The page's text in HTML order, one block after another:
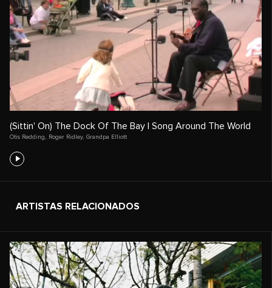
(Sittin' On) The Dock Of The Bay | Song Around The World
Otis Redding Roger Ridley, Grandpa Elliott
ARTISTAS RELACIONADOS